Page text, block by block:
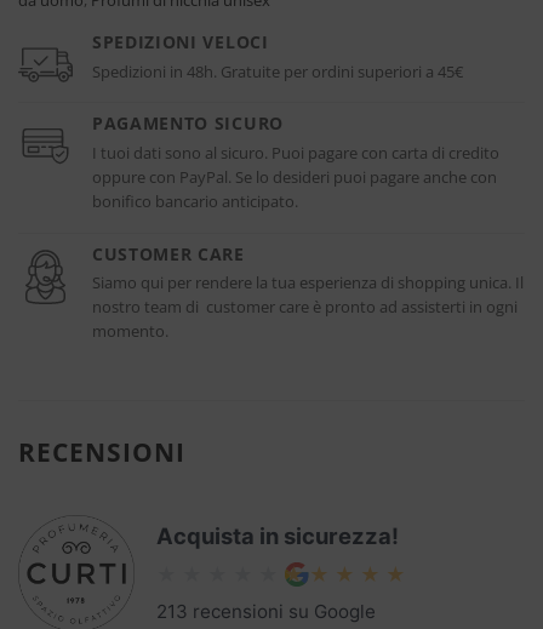
SPEDIZIONI VELOCI
Spedizioni in 48h. Gratuite per ordini superiori a 45€
PAGAMENTO SICURO
I tuoi dati sono al sicuro. Puoi pagare con carta di credito
oppure con PayPal. Se lo desideri puoi pagare anche con
bonifico bancario anticipato.
CUSTOMER CARE
Siamo qui per rendere la tua esperienza di shopping unica. Il
nostro team di customer care è pronto ad assisterti in ogni
momento.
RECENSIONI
Acquista in sicurezza!
213 recensioni su Google